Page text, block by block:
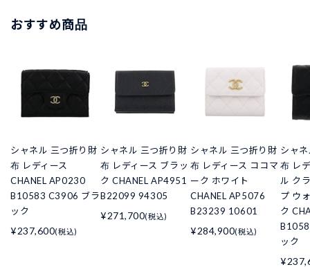
おすすめ商品
シャネル 三つ折り財
布 レディース
CHANEL AP0230
B10583 C3906 ブラ
ック
¥237,600(税込)
シャネル 三つ折り財
布 レディース ブラッ
ク CHANEL AP4951
B22099 94305
¥271,700(税込)
シャネル 三つ折り財
布 レディース ココマ
ーク ホワイト
CHANEL AP5076
B23239 10601
¥284,900(税込)
シャ
布 レ
ル ク
プ ウ
ク
ック